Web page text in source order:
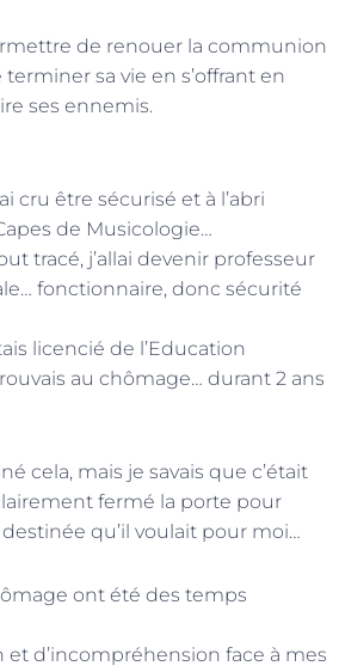
de renouer la communion
sa vie en s’offrant en
ses ennemis.
cru être sécurisé et à l’abri
de Musicologie…
tracé, j’allai devenir professeur
fonctionnaire, donc sécurité
licencié de l’Education
au chômage… durant 2 ans
cela, mais je savais que c’était
fermé la porte pour
qu’il voulait pour moi…
ont été des temps
et d’incompréhension face à mes